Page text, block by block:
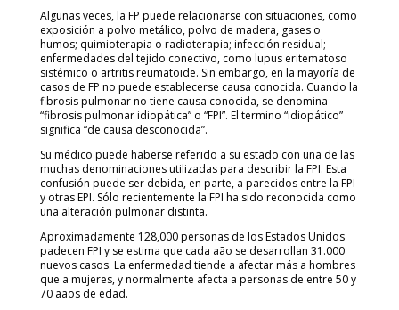
Algunas veces, la FP puede relacionarse con situaciones, como
exposición a polvo metálico, polvo de madera, gases o
humos; quimioterapia o radioterapia; infección residual;
enfermedades del tejido conectivo, como lupus eritematoso
sistémico o artritis reumatoide. Sin embargo, en la mayoría de
casos de FP no puede establecerse causa conocida. Cuando la
fibrosis pulmonar no tiene causa conocida, se denomina
“fibrosis pulmonar idiopática” o “FPI”. El termino “idiopático”
significa “de causa desconocida”.
Su médico puede haberse referido a su estado con una de las
muchas denominaciones utilizadas para describir la FPI. Esta
confusión puede ser debida, en parte, a parecidos entre la FPI
y otras EPI. Sólo recientemente la FPI ha sido reconocida como
una alteración pulmonar distinta.
Aproximadamente 128,000 personas de los Estados Unidos
padecen FPI y se estima que cada aão se desarrollan 31.000
nuevos casos. La enfermedad tiende a afectar más a hombres
que a mujeres, y normalmente afecta a personas de entre 50 y
70 aãos de edad.